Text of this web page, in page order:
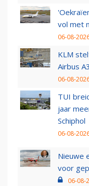
vol met
06-08-
KLM
Airbus
06-08-
TUI
jaar
Schiphol
06-08-
Nieuwe
voor
06-08-